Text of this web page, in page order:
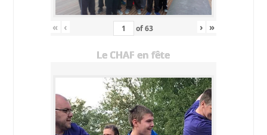
« ‹ of63 › »
Le CHAF en fête